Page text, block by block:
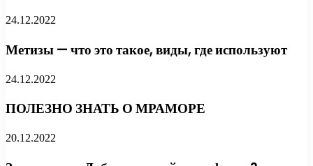
24.12.2022
Метизы — что это такое, виды, где используют
24.12.2022
ПОЛЕЗНО ЗНАТЬ О МРАМОРЕ
20.12.2022